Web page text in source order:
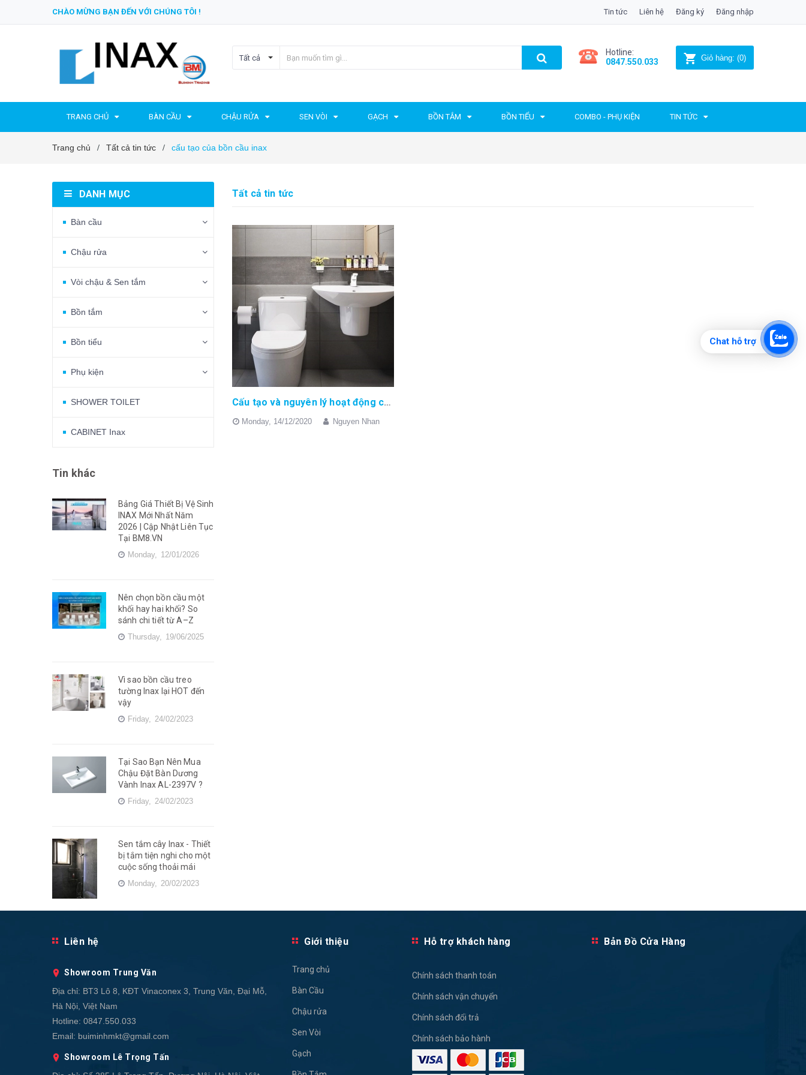
CHÀO MỪNG BẠN ĐẾN VỚI CHÚNG TÔI ! Tin tức Liên hệ Đăng ký Đăng nhập
Tất cả
Hotline:
0847.550.033
Giỏ hàng: (0)
TRANG CHỦ BÀN CẦU CHẬU RỬA SEN VÒI GẠCH BỒN TẮM BỒN TIỂU COMBO - PHỤ KIỆN TIN TỨC
Trang chủ / Tất cả tin tức / cấu tạo của bồn cầu inax
Tất cả tin tức
Cấu tạo và nguyên lý hoạt động của bồn cầu Inax
Monday, 14/12/2020 Nguyen Nhan
DANH MỤC
Bàn cầu
Chậu rửa
Vòi chậu & Sen tắm
Bồn tắm
Bồn tiểu
Phụ kiện
SHOWER TOILET
CABINET Inax
Tin khác
Bảng Giá Thiết Bị Vệ Sinh
INAX Mới Nhất Năm
2026 | Cập Nhật Liên Tục
Tại BM8.VN
Monday, 12/01/2026
Nên chọn bồn cầu một
khối hay hai khối? So
sánh chi tiết từ A–Z
Thursday, 19/06/2025
Vì sao bồn cầu treo
tường Inax lại HOT đến
vậy
Friday, 24/02/2023
Tại Sao Bạn Nên Mua
Chậu Đặt Bàn Dương
Vành Inax AL-2397V ?
Friday, 24/02/2023
Sen tắm cây Inax - Thiết
bị tắm tiện nghi cho một
cuộc sống thoải mái
Monday, 20/02/2023
Liên hệ
Showroom Trung Văn
Địa chỉ: BT3 Lô 8, KĐT Vinaconex 3, Trung Văn, Đại Mỗ,
Hà Nội, Việt Nam
Hotline: 0847.550.033
Email: buiminhmkt@gmail.com
Showroom Lê Trọng Tấn
Giới thiệu
Trang chủ
Bàn Cầu
Chậu rửa
Sen Vòi
Gạch
Hỗ trợ khách hàng
Chính sách thanh toán
Chính sách vận chuyển
Chính sách đổi trả
Chính sách bảo hành
Bản Đồ Cửa Hàng
Chat hỗ trợ